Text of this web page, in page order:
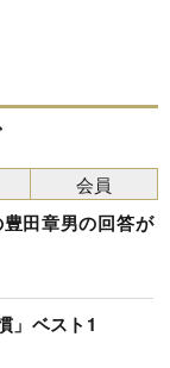
田章男の回答が
」ベスト1
会員